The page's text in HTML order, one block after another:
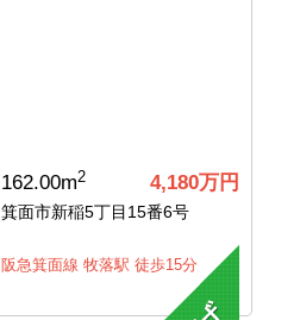
162.00m2 4,180万円
箕面市新稲5丁目15番6号
阪急箕面線 牧落駅 徒歩15分